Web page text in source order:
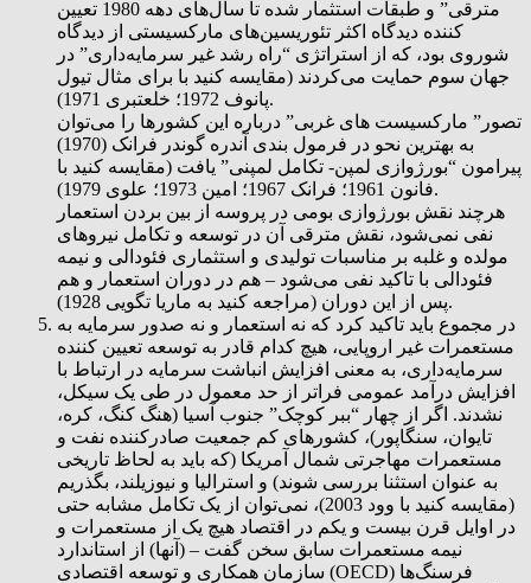
مترقی” و طبقات استثمار شده تا سال‌های دهه 1980 تعیین
کننده دیدگاه اکثر تئوریسین‌های مارکسیستی از دیدگاه
شوروی بود، که از استراتژی “راه رشد غیر سرمایه‌داری” در
جهان سوم حمایت می‌کردند (مقایسه کنید با برای مثال تیول
پانوف 1972؛ خلعتبری 1971).
تصور” مارکسیست های غربی” درباره این کشورها را می‌توان
به بهترین نحو در فرمول بندی آندره گوندر فرانک (1970)
پیرامون “بورژوازی لمپن- تکامل لمپنی” یافت (مقایسه کنید با
فانون 1961؛ فرانک 1967؛ امین 1973؛ علوی 1979).
هرچند نقش بورژوازی بومی در پروسه از بین بردن استعمار
نفی نمی‌شود، نقش مترقی آن در توسعه و تکامل نیروهای
مولده و غلبه بر مناسبات تولیدی و استثماری فئودالی و نیمه
فئودالی با تاکید نفی می‌شود – هم در دوران استعمار و هم
پس از این دوران (مراجعه کنید به ماریا تگویی 1928).
در مجموع باید تاکید کرد که نه استعمار و نه صدور سرمایه به
مستعمرات غیر اروپایی، هیچ کدام قادر به توسعه تعیین کننده
سرمایه‌داری، به معنی افزايش انباشت سرمایه در ارتباط با
افزایش درآمد عمومی فراتر از حد معمول در طی یک سیکل،
نشدند. اگر از چهار “ببر کوچک” جنوب آسیا (هنگ کنگ، کره،
تایوان، سنگاپور)، کشورهای کم جمعیت صادرکننده نفت و
مستعمرات مهاجرتی شمال آمریکا (که باید به لحاظ تاریخی
به عنوان استثنا بررسی شوند) و استرالیا و نیوزیلند، بگذریم
(مقایسه کنید با وود 2003)، نمی‌توان از یک تکامل مشابه حتی
در اوایل قرن بیست و یکم در اقتصاد هیچ یک از مستعمرات و
نیمه مستعمرات سابق سخن گفت – (آنها) از استاندارد
سازمان همکاری و توسعه اقتصادی (OECD) فرسنگ‌ها